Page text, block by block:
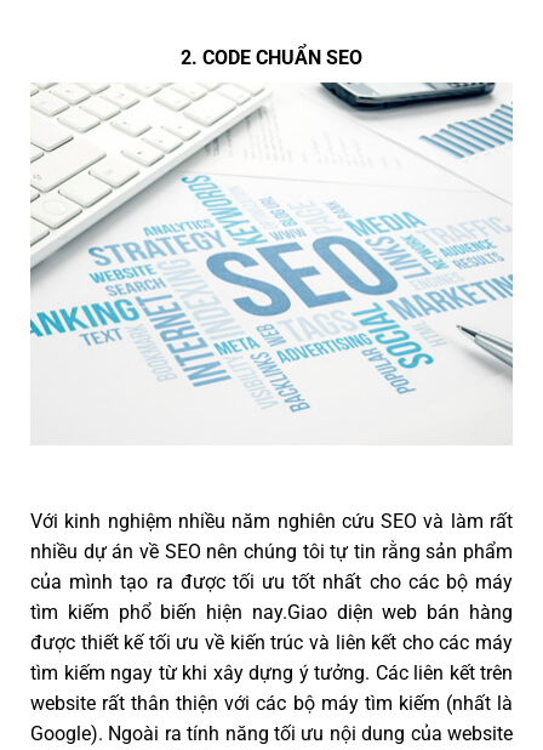
2. CODE CHUẨN SEO
Với kinh nghiệm nhiều năm nghiên cứu SEO và làm rất
nhiều dự án về SEO nên chúng tôi tự tin rằng sản phẩm
của mình tạo ra được tối ưu tốt nhất cho các bộ máy
tìm kiếm phổ biến hiện nay.Giao diện web bán hàng
được thiết kế tối ưu về kiến trúc và liên kết cho các máy
tìm kiếm ngay từ khi xây dựng ý tưởng. Các liên kết trên
website rất thân thiện với các bộ máy tìm kiếm (nhất là
Google). Ngoài ra tính năng tối ưu nội dung của website